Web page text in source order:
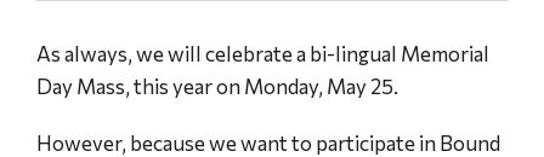
As always, we will celebrate a bi-lingual Memorial
Day Mass, this year on Monday, May 25.
However, because we want to participate in Bound